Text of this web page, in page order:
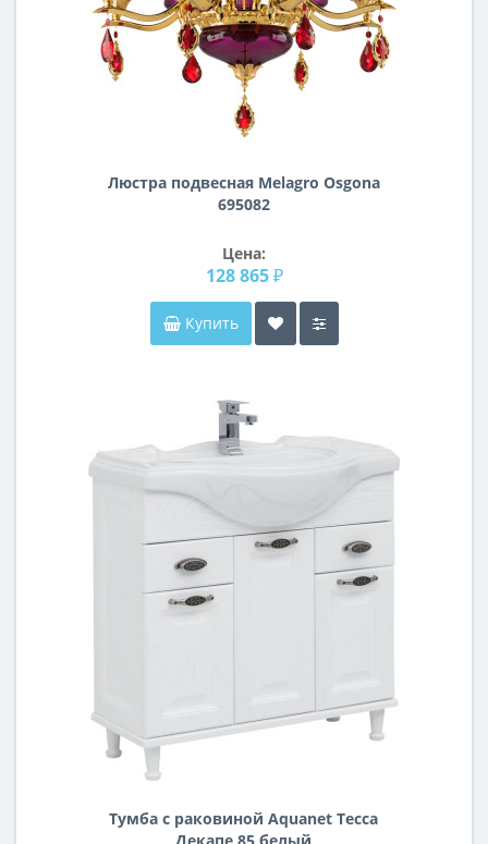
Люстра подвесная Melagro Osgona
695082
Цена:
128 865 ₽
Купить
Тумба с раковиной Aquanet Тесса